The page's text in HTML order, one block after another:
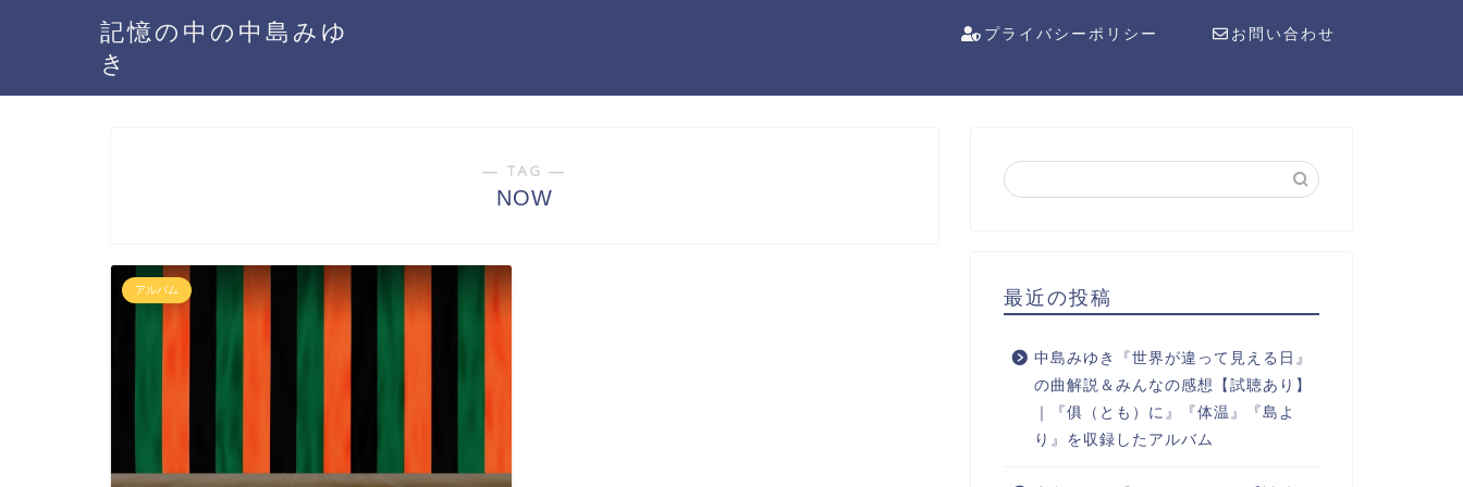
記憶の中の中島みゆ
き
プライバシーポリシー お問い合わせ
― TAG ―
NOW
アルバム 最近の投稿
中島みゆき『世界が違って見える日』
の曲解説＆みんなの感想【試聴あり】
｜『俱（とも）に』『体温』『島よ
り』を収録したアルバム